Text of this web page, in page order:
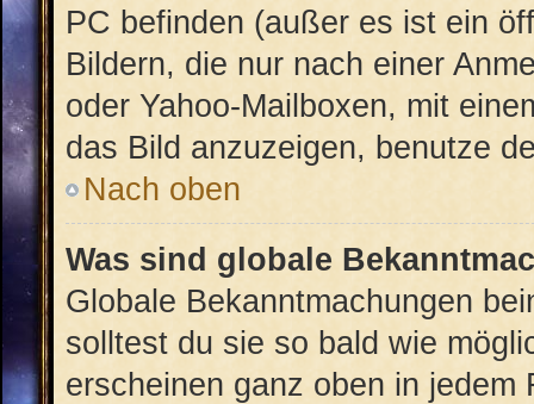
PC befinden (außer es ist ein
Bildern, die nur nach einer
oder Yahoo-Mailboxen, mit
das Bild anzuzeigen, benutze
Nach oben
Was sind globale
Globale Bekanntmachungen
solltest du sie so bald wie
erscheinen ganz oben in jedem